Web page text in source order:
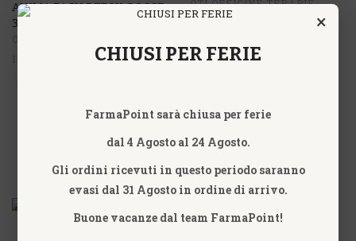
ANIMA BACH DETOX GOCCE
30ML
OTI OFFICINE TERAPIE
×
CHIUSI PER FERIE
FarmaPoint sarà chiusa per ferie
dal 4 Agosto al 24 Agosto.
Gli ordini ricevuti in questo periodo saranno
evasi dal 31 Agosto in ordine di arrivo.
Buone vacanze dal team FarmaPoint!